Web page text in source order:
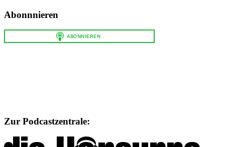
Abonnnieren
Zur Podcastzentrale: